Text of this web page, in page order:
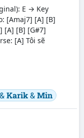
E → Key
[Amaj7] [A] [B]
[A] [B] [G#7]
[A] Tôi sẽ
Karik&Min